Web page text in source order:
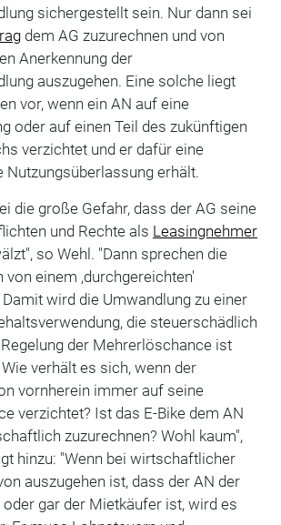
sichergestellt sein. Nur dann sei
dem AG zuzurechnen und von
Anerkennung der
auszugehen. Eine solche liegt
vor, wenn ein AN auf eine
oder auf einen Teil des zukünftigen
verzichtet und er dafür eine
Nutzungsüberlassung erhält.
die große Gefahr, dass der AG seine
und Rechte als Leasingnehmer
so Wehl. "Dann sprechen die
von einem ,durchgereichten'
wird die Umwandlung zu einer
die steuerschädlich
der Mehrerlöschance ist
verhält es sich, wenn der
vornherein immer auf seine
verzichtet? Ist das E-Bike dem AN
zuzurechnen? Wohl kaum",
hinzu: "Wenn bei wirtschaftlicher
auszugehen ist, dass der AN der
gar der Mietkäufer ist, wird es